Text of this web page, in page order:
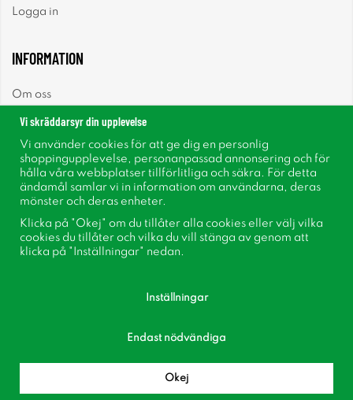
Logga in
INFORMATION
Om oss
Nyhetsbrev
Om cookies
Inspiration
Bli medlem i vår kundklubb!
Vi skräddarsyr din upplevelse
Vi använder cookies för att ge dig en personlig
shoppingupplevelse, personanpassad annonsering och för
hålla våra webbplatser tillförlitliga och säkra. För detta
ändamål samlar vi in information om användarna, deras
mönster och deras enheter.
Klicka på "Okej" om du tillåter alla cookies eller välj vilka
cookies du tillåter och vilka du vill stänga av genom att
klicka på "Inställningar" nedan.
Inställningar
Endast nödvändiga
Okej